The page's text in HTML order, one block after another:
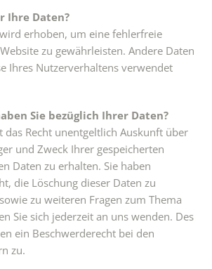
Ihre Daten?
erhoben, um eine fehlerfreie
zu gewährleisten. Andere Daten
Ihres Nutzerverhaltens verwendet
Sie bezüglich Ihrer Daten?
das Recht unentgeltlich Auskunft über
und Zweck Ihrer gespeicherten
Daten zu erhalten. Sie haben
die Löschung dieser Daten zu
zu weiteren Fragen zum Thema
Sie sich jederzeit an uns wenden. Des
ein Beschwerderecht bei den
zu.